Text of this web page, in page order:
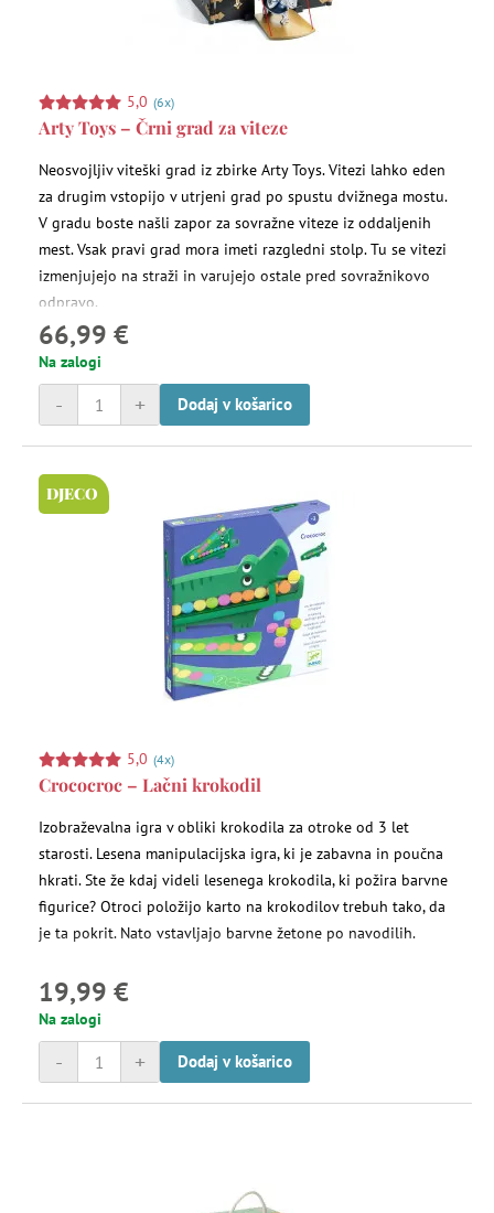
5,0 (6x)
Arty Toys – Črni grad za viteze
Neosvojljiv viteški grad iz zbirke Arty Toys. Vitezi lahko eden
za drugim vstopijo v utrjeni grad po spustu dvižnega mostu.
V gradu boste našli zapor za sovražne viteze iz oddaljenih
mest. Vsak pravi grad mora imeti razgledni stolp. Tu se vitezi
izmenjujejo na straži in varujejo ostale pred sovražnikovo
odpravo.
66,99 €
Na zalogi
+
- Dodaj v košarico
DJECO
5,0 (4x)
Crococroc – Lačni krokodil
Izobraževalna igra v obliki krokodila za otroke od 3 let
starosti. Lesena manipulacijska igra, ki je zabavna in poučna
hkrati. Ste že kdaj videli lesenega krokodila, ki požira barvne
figurice? Otroci položijo karto na krokodilov trebuh tako, da
je ta pokrit. Nato vstavljajo barvne žetone po navodilih.
19,99 €
Na zalogi
+
- Dodaj v košarico